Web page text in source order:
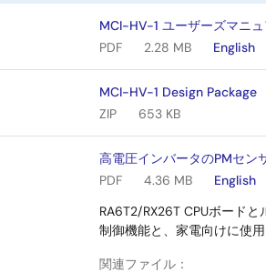
MCI-HV-1 ユーザーズマニ
PDF
2.28 MB English
MCI-HV-1 Design Package
ZIP
653 KB
高電圧インバータのPMセン
PDF
4.36 MB
English
RA6T2/RX26T CPUボード
制御機能と、家電向けに使
関連ファイル：